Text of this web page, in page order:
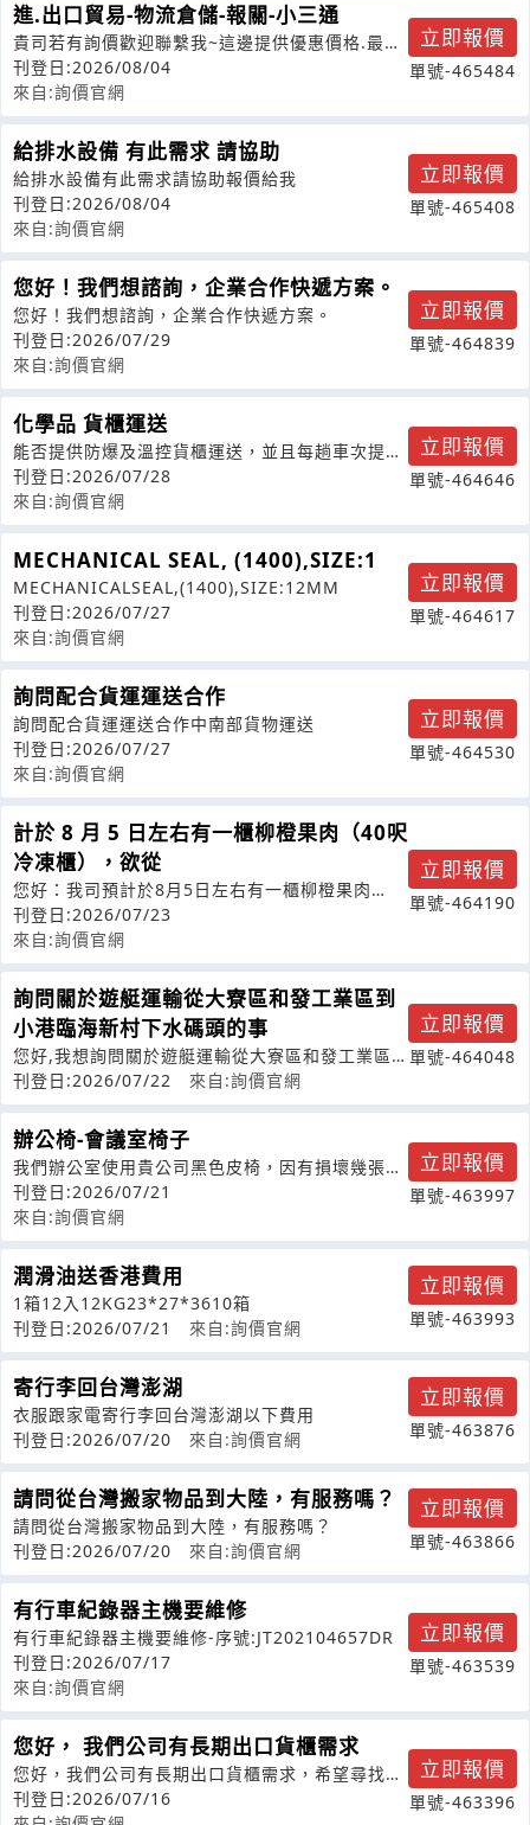
進.出口貿易-物流倉儲-報關-小三通
貴司若有詢價歡迎聯繫我~這邊提供優惠價格.最高
品質^^
刊登日:2026/08/04
來自:詢價官網
立即報價
單號-465484
給排水設備 有此需求 請協助
給排水設備有此需求請協助報價給我
刊登日:2026/08/04
來自:詢價官網
立即報價
單號-465408
您好！我們想諮詢，企業合作快遞方案。
您好！我們想諮詢，企業合作快遞方案。
刊登日:2026/07/29
來自:詢價官網
立即報價
單號-464839
化學品 貨櫃運送
能否提供防爆及溫控貨櫃運送，並且每趟車次提供
該貨櫃租借2~3天
刊登日:2026/07/28
來自:詢價官網
立即報價
單號-464646
MECHANICAL SEAL, (1400),SIZE:1
MECHANICALSEAL,(1400),SIZE:12MM
刊登日:2026/07/27
來自:詢價官網
立即報價
單號-464617
詢問配合貨運運送合作
詢問配合貨運運送合作中南部貨物運送
刊登日:2026/07/27
來自:詢價官網
立即報價
單號-464530
計於 8 月 5 日左右有一櫃柳橙果肉（40呎
冷凍櫃），欲從
您好：我司預計於8月5日左右有一櫃柳橙果肉
（40呎冷凍櫃），欲從基隆港運送至光泉
刊登日:2026/07/23
來自:詢價官網
立即報價
單號-464190
詢問關於遊艇運輸從大寮區和發工業區到
小港臨海新村下水碼頭的事
您好,我想詢問關於遊艇運輸從大寮區和發工業區
到小港臨海新村下水碼頭的事情.
刊登日:2026/07/22 來自:詢價官網
立即報價
單號-464048
辦公椅-會議室椅子
我們辦公室使用貴公司黑色皮椅，因有損壞幾張，
故來詢價並確認還有沒有此商品
刊登日:2026/07/21
來自:詢價官網
立即報價
單號-463997
潤滑油送香港費用
1箱12入12KG23*27*3610箱
刊登日:2026/07/21
來自:詢價官網
立即報價
單號-463993
寄行李回台灣澎湖
衣服跟家電寄行李回台灣澎湖以下費用
刊登日:2026/07/20
來自:詢價官網
立即報價
單號-463876
請問從台灣搬家物品到大陸，有服務嗎？
請問從台灣搬家物品到大陸，有服務嗎？
刊登日:2026/07/20
來自:詢價官網
立即報價
單號-463866
有行車紀錄器主機要維修
有行車紀錄器主機要維修-序號:JT202104657DR
刊登日:2026/07/17
來自:詢價官網
立即報價
單號-463539
您好， 我們公司有長期出口貨櫃需求
您好，我們公司有長期出口貨櫃需求，希望尋找固
定配合之貨櫃拖車公司，煩請提供長期合
刊登日:2026/07/16
立即報價
單號-463396